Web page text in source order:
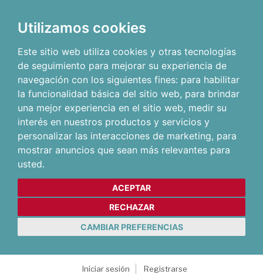
Utilizamos cookies
Este sitio web utiliza cookies y otras tecnologías
de seguimiento para mejorar su experiencia de
navegación con los siguientes fines: para habilitar
la funcionalidad básica del sitio web, para brindar
una mejor experiencia en el sitio web, medir su
interés en nuestros productos y servicios y
personalizar las interacciones de marketing, para
mostrar anuncios que sean más relevantes para
usted.
ACEPTAR
RECHAZAR
CAMBIAR PREFERENCIAS
Iniciar sesión
Registrarse